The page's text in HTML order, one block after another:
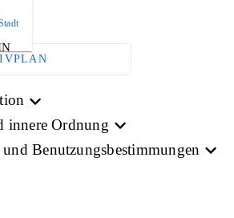
innere Ordnung
Benutzungsbestimmungen